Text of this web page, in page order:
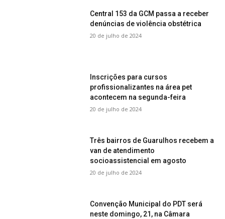
Central 153 da GCM passa a receber
denúncias de violência obstétrica
20 de julho de 2024
Inscrições para cursos
profissionalizantes na área pet
acontecem na segunda-feira
20 de julho de 2024
Três bairros de Guarulhos recebem a
van de atendimento
socioassistencial em agosto
20 de julho de 2024
Convenção Municipal do PDT será
neste domingo, 21, na Câmara